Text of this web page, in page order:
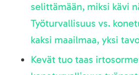
selittämään, miksi kävi
Työturvallisuus vs.
kaksi maailmaa, yksi
Kevät tuo taas